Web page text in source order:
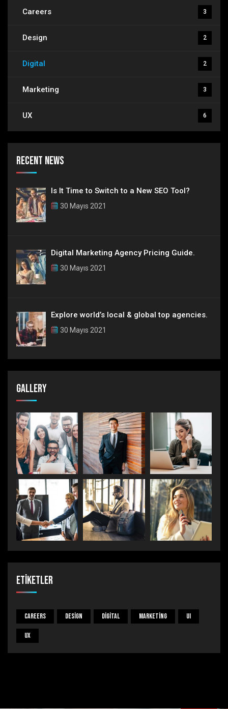
Careers 3
Design 2
Digital 2
Marketing 3
UX 6
Recent News
Is It Time to Switch to a New SEO Tool?
30 Mayıs 2021
Digital Marketing Agency Pricing Guide.
30 Mayıs 2021
Explore world’s local & global top agencies.
30 Mayıs 2021
Gallery
Etiketler
Careers Design Digital Marketing UI
UX